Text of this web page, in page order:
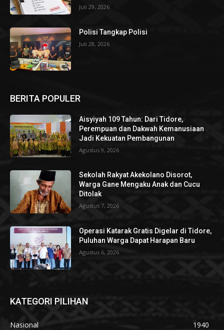
Juli 29, 2026
Polisi Tangkap Polisi
Juli 28, 2026
BERITA POPULER
Aisyiyah 109 Tahun: Dari Tidore,
Perempuan dan Dakwah Kemanusiaan
Jadi Kekuatan Pembangunan
Agustus 9, 2026
Sekolah Rakyat Akekolano Disorot,
Warga Gane Mengaku Anak dan Cucu
Ditolak
Agustus 7, 2026
Operasi Katarak Gratis Digelar di Tidore,
Puluhan Warga Dapat Harapan Baru
Agustus 6, 2026
KATEGORI PILIHAN
Nasional
1940